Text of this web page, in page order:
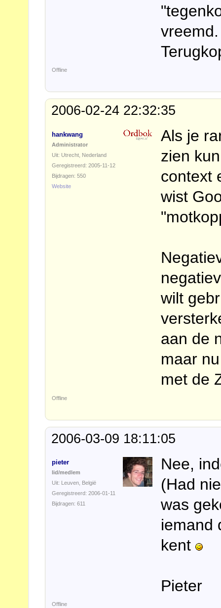
Offline
2006-02-24 22:32:35
hankwang
Administrator
Uit: Utrecht, Nederland
Geregistreerd: 2005-11-12
Bijdragen: 550
Website
Als je
zien
context
wist
wilt
aan de
maar
met de
Offline
2006-03-09 18:11:05
pieter
lid/medlem
Uit: Leuven, België
Geregistreerd: 2006-01-11
Bijdragen: 611
Nee,
(Had
was
iemand
kent
Pieter
Offline